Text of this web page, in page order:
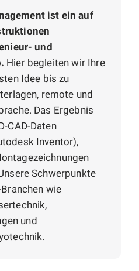
ist ein auf
und
Hier begleiten wir Ihre
Idee bis zu
remote und
Das Ergebnis
CAD-Daten
Inventor),
Schwerpunkte
wie
und